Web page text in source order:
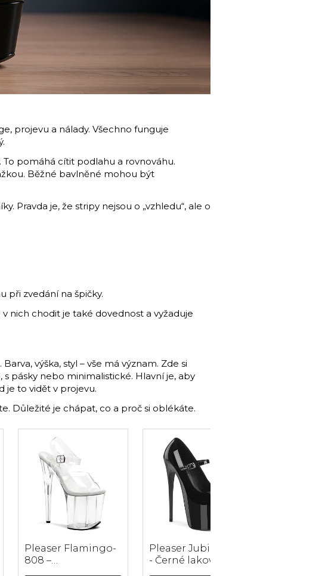
projevu a nálady. Všechno funguje
pomáhá cítit podlahu a rovnováhu.
Běžné bavlněné mohou být
Pravda je, že stripy nejsou o „vzhledu“, ale o
při zvedání na špičky.
nich chodit je také dovednost a vyžaduje
výška, styl – vše má význam. Zde si
pásky nebo minimalistické. Hlavní je, aby
je to vidět v projevu.
Důležité je chápat, co a proč si oblékáte.
Pleaser Flamingo-
808 –
Pleaser Jubilant-28
- Černé lakované